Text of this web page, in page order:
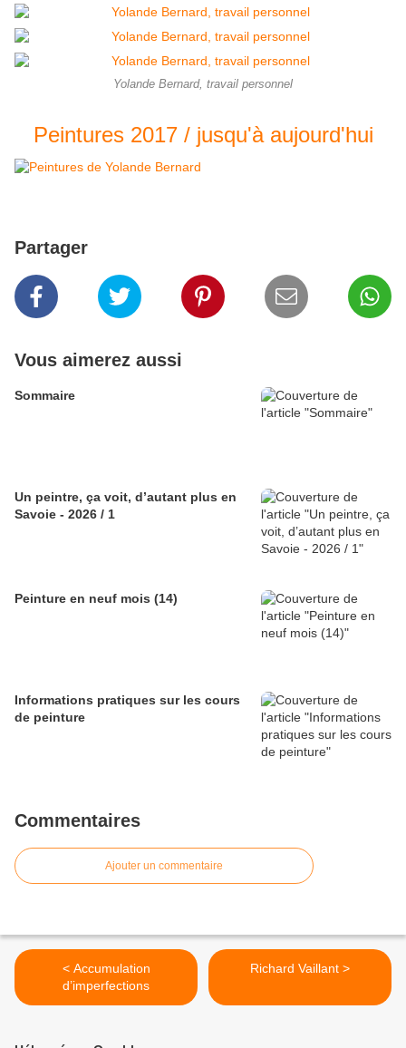
Yolande Bernard, travail personnel
Peintures 2017 / jusqu'à aujourd'hui
Partager
Vous aimerez aussi
Sommaire
Un peintre, ça voit, d’autant plus en
Savoie - 2026 / 1
Peinture en neuf mois (14)
Informations pratiques sur les cours
de peinture
Commentaires
Ajouter un commentaire
< Accumulation
d’imperfections
Richard Vaillant >